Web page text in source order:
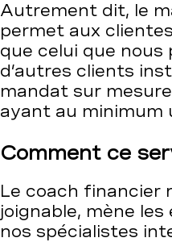
Autrement dit, le
permet aux
que celui que nous
d’autres clients
mandat sur
ayant au minimum
Comment ce
Le coach financier
joignable, mène
nos spécialistes